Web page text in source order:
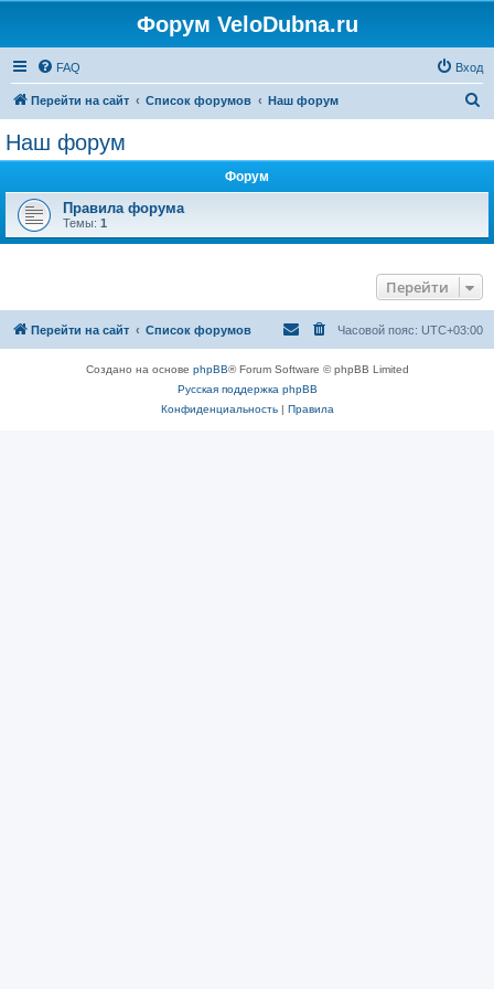
Форум VeloDubna.ru
FAQ Вход
Перейти на сайт Список форумов Наш форум
Наш форум
Форум
Правила форума
Темы: 1
Перейти
Перейти на сайт Список форумов Часовой пояс: UTC+03:00
Создано на основе phpBB® Forum Software © phpBB Limited
Русская поддержка phpBB
Конфиденциальность| Правила